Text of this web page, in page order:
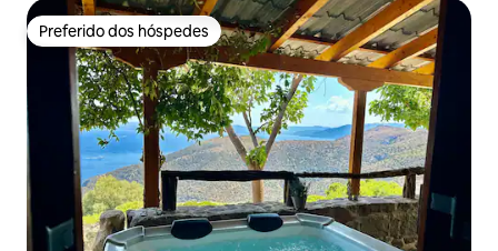
Preferido dos hóspedes
Preferido dos hóspedes